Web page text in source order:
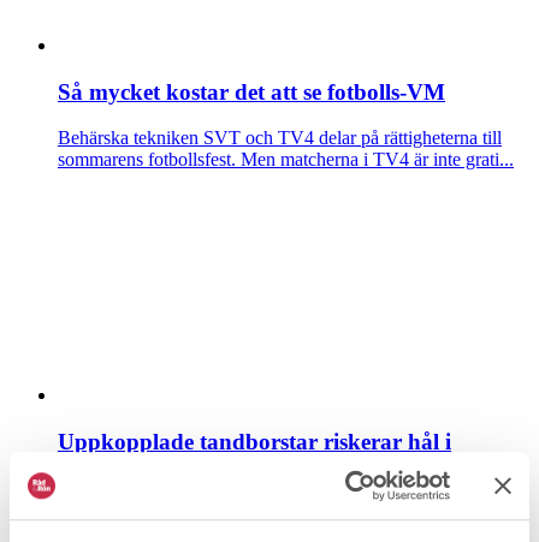
Så mycket kostar det att se fotbolls-VM
Behärska tekniken SVT och TV4 delar på rättigheterna till
sommarens fotbollsfest. Men matcherna i TV4 är inte grati...
Uppkopplade tandborstar riskerar hål i